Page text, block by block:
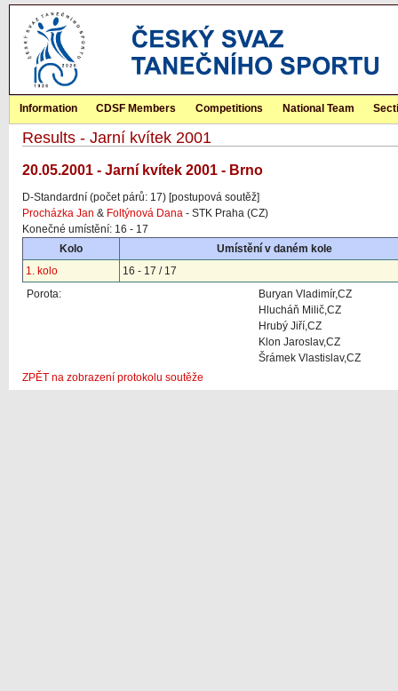
Information CDSF Members Competitions National Team
Results - Jarní kvítek 2001
20.05.2001 - Jarní kvítek 2001 - Brno
D-Standardní (počet párů: 17) [postupová soutěž]
Procházka Jan & Foltýnová Dana - STK Praha (CZ)
Konečné umístění: 16 - 17
Kolo
Umístění v daném kole
1. kolo
16 - 17 / 17
Porota:
Buryan Vladimír,CZ
Hlucháň Milič,CZ
Hrubý Jiří,CZ
Klon Jaroslav,CZ
Šrámek Vlastislav,CZ
ZPĚT na zobrazení protokolu soutěže